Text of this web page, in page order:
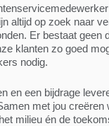
altijd op zoek naar
Er bestaat geen
klanten zo goed
nodig.
en een bijdrage
met jou creëren
milieu én de